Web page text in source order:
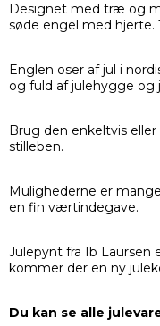
Designet med træ og
søde engel med
Englen oser af jul i
og fuld af julehygge og
Brug den enkeltvis
stilleben.
Mulighederne er
en fin værtindegave.
Julepynt fra Ib Laursen
kommer der en ny
Du kan se alle